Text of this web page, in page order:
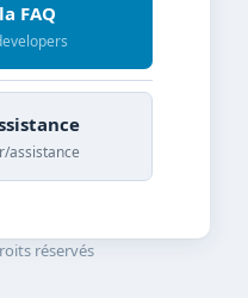
FAQ
assistance
réservés